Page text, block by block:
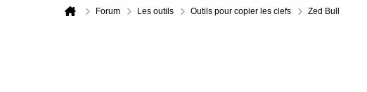
Forum Les outils Outils pour copier les clefs Zed Bull